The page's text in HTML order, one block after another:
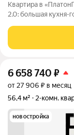
Квартира в «ПлатонПарке» пусти корни!
2.0: большая кухня-
открытое и
комфорт без лишней
6 658 740 ₽
от 27 906 ₽ в месяц
56,4 м²
2-комн.
новостройка